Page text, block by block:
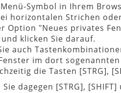
Symbol in Ihrem
horizontalen Strichen
Option "Neues privates
klicken Sie darauf.
auch
im dort
die Tasten [STRG],
dagegen [STRG], [SHIFT]